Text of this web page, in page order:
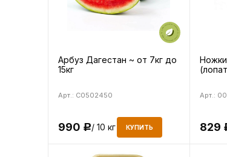
Арбуз Дагестан ~ от 7кг до
15кг
Арт.: C0502450
990 Р/ 10 кг КУПИТЬ
Арт.:
829